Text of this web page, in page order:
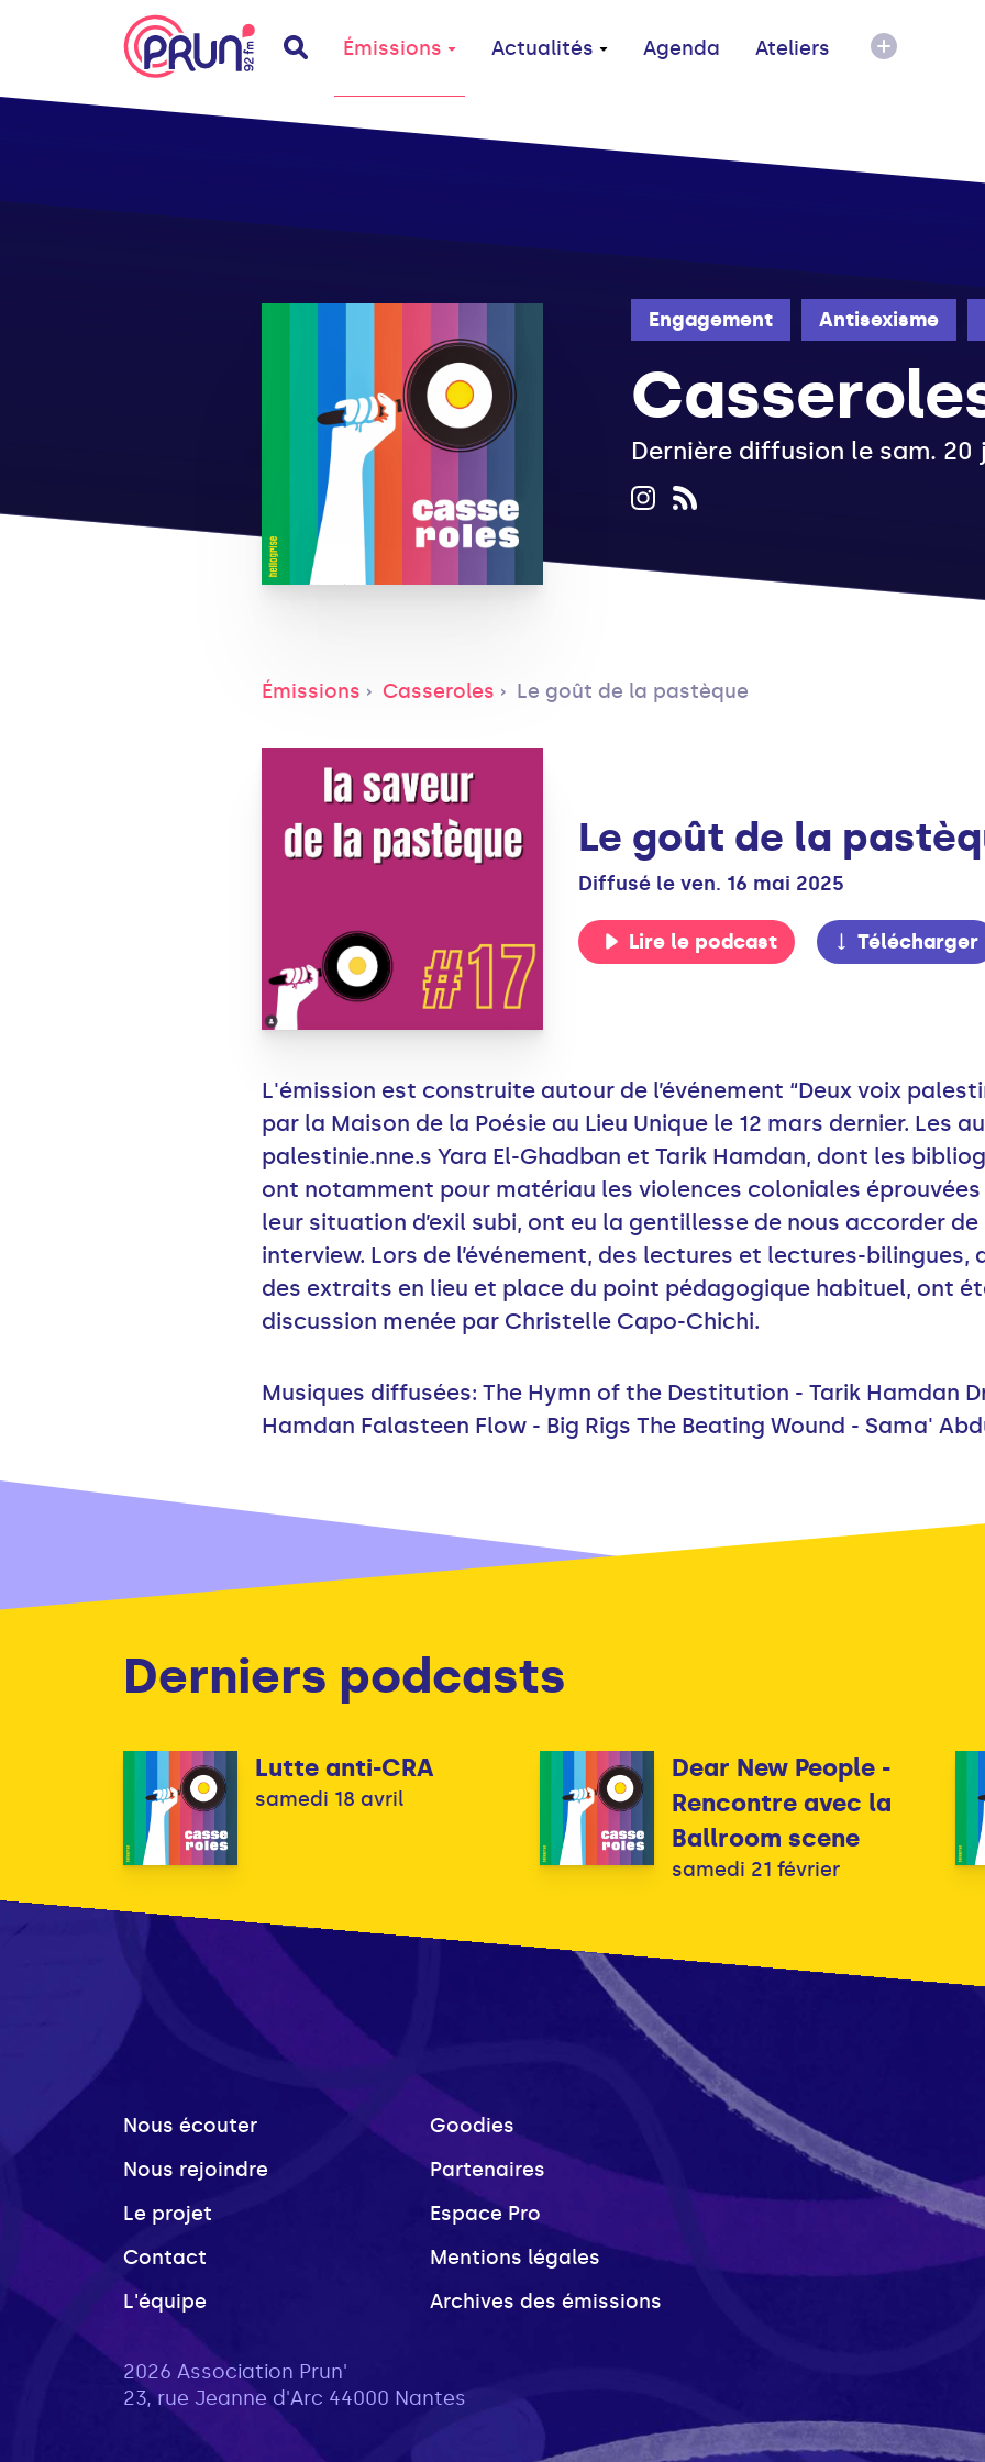
Émissions Actualités Agenda Ateliers
Engagement Antisexisme
Dernière diffusion le sam. 20
Émissions Casseroles Le goût de la pastèque
Le goût de la
Diffusé le ven. 16 mai 2025
Lire le podcast Télécharger
L'émission est construite autour de l’événement “Deux voix
par la Maison de la Poésie au Lieu Unique le 12 mars dernier. Les
palestinie.nne.s Yara El-Ghadban et Tarik Hamdan, dont les
ont notamment pour matériau les violences coloniales
leur situation d’exil subi, ont eu la gentillesse de nous accorder
interview. Lors de l’événement, des lectures et lectures-bilingues,
des extraits en lieu et place du point pédagogique habituel, ont
discussion menée par Christelle Capo-Chichi.
Musiques diffusées: The Hymn of the Destitution - Tarik Hamdan
Hamdan Falasteen Flow - Big Rigs The Beating Wound - Sama'
Derniers podcasts
Lutte anti-CRA
samedi 18 avril
Dear New People -
Rencontre avec la
Ballroom scene
samedi 21 février
Nous écouter
Nous rejoindre
Le projet
Contact
L'équipe
Goodies
Partenaires
Espace Pro
Mentions légales
Archives des émissions
2026 Association Prun'
23, rue Jeanne d'Arc 44000 Nantes